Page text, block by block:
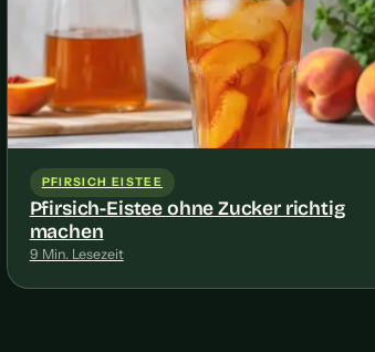
PFIRSICH EISTEE
Pfirsich-Eistee ohne Zucker richtig
machen
9 Min. Lesezeit